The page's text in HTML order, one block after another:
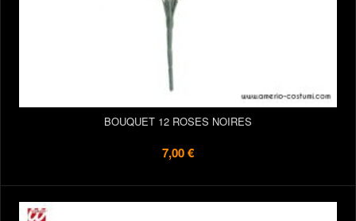
BOUQUET 12 ROSES NOIRES
7,00 €